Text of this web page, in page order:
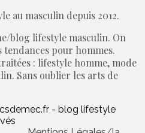
au masculin depuis 2012.
blog lifestyle masculin. On
pour hommes.
: lifestyle homme, mode
Sans oublier les arts de
- blog lifestyle